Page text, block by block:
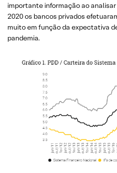
importante informação ao
2020 os bancos privados
muito em função da expectativa
pandemia.